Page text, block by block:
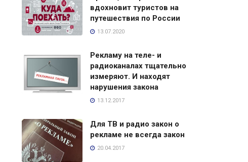
вдохновит туристов на
путешествия по России
13.07.2020
Рекламу на теле- и
радиоканалах тщательно
измеряют. И находят
нарушения закона
13.12.2017
Для ТВ и радио закон о
рекламе не всегда закон
20.04.2017